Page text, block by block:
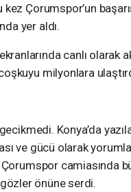
kez Çorumspor’un
yer aldı.
canlı olarak
milyonlara
Konya’da
ve gücü olarak
camiasında
önüne serdi.